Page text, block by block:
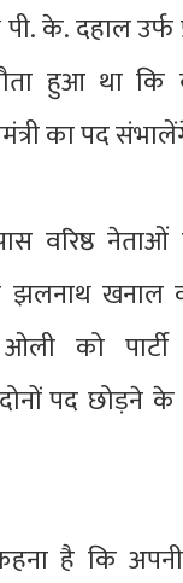
के. दहाल
हुआ था कि
का पद
वरिष्ठ
खनाल
को पार्टी
दोनों पद
है कि